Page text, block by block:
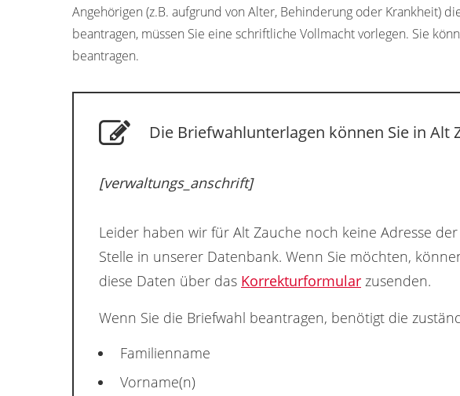
Angehörigen (z.B. aufgrund von Alter, Behinderung oder Krankheit)
beantragen, müssen Sie eine schriftliche Vollmacht vorlegen. Sie
beantragen.
Die Briefwahlunterlagen können Sie in Alt
[verwaltungs_anschrift]
Leider haben wir für Alt Zauche noch keine Adresse
Stelle in unserer Datenbank. Wenn Sie möchten,
diese Daten über das Korrekturformular zusenden.
Wenn Sie die Briefwahl beantragen, benötigt die
Familienname
Vorname(n)